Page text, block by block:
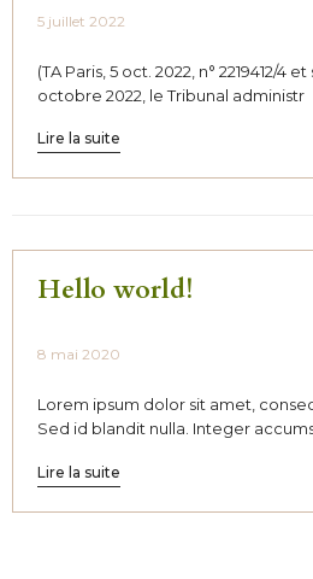
5 juillet 2022
(TA Paris, 5 oct. 2022, n° 2219412/4
octobre 2022, le Tribunal administr
Lire la suite
Hello world!
8 mai 2020
Lorem ipsum dolor sit amet,
Sed id blandit nulla. Integer
Lire la suite